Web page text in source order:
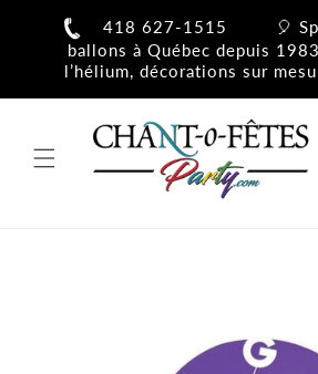
passer
contenu
418 627-1515
🎈
ballons à Québec depuis
l’hélium, décorations sur